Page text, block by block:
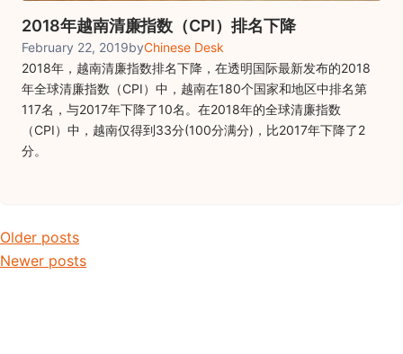
2018年越南清廉指数（CPI）排名下降
February 22, 2019byChinese Desk
2018年，越南清廉指数排名下降，在透明国际最新发布的2018
年全球清廉指数（CPI）中，越南在180个国家和地区中排名第
117名，与2017年下降了10名。在2018年的全球清廉指数
（CPI）中，越南仅得到33分(100分满分)，比2017年下降了2
分。
Posts navigation
Older posts
Newer posts